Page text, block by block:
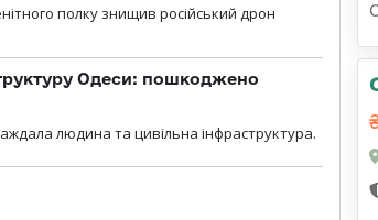
полку знищив російський дрон
Одеси: пошкоджено
людина та цивільна інфраструктура.